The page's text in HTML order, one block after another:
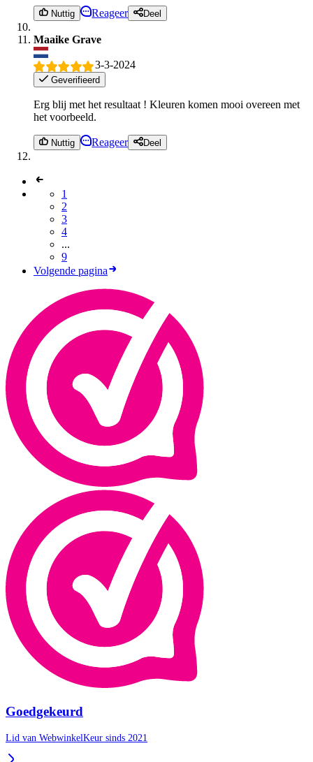
Nuttig Reageer Deel
Maaike Grave
3-3-2024
Geverifieerd
Erg blij met het resultaat ! Kleuren komen mooi overeen met
het voorbeeld.
Nuttig Reageer Deel
1
2
3
4
...
9
Volgende pagina
Goedgekeurd
Lid van WebwinkelKeur sinds 2021